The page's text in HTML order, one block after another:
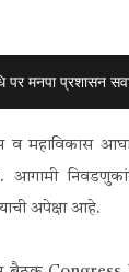
पर मनपा प्रशासन
महाविकास
आगामी
अपेक्षा आहे.